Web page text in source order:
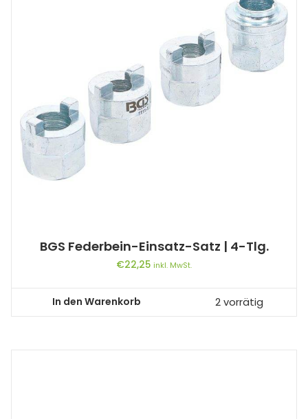
BGS Federbein-Einsatz-Satz | 4-Tlg.
€22,25 inkl. MwSt.
In den Warenkorb 2 vorrätig